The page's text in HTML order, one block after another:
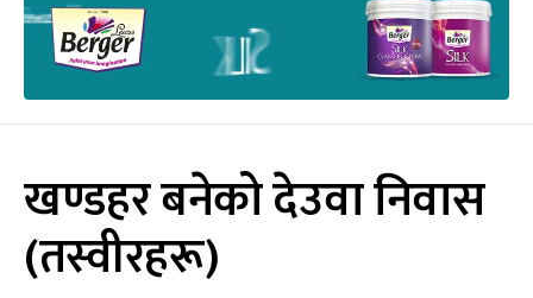
खण्डहर बनेको देउवा निवास
(तस्वीरहरू)